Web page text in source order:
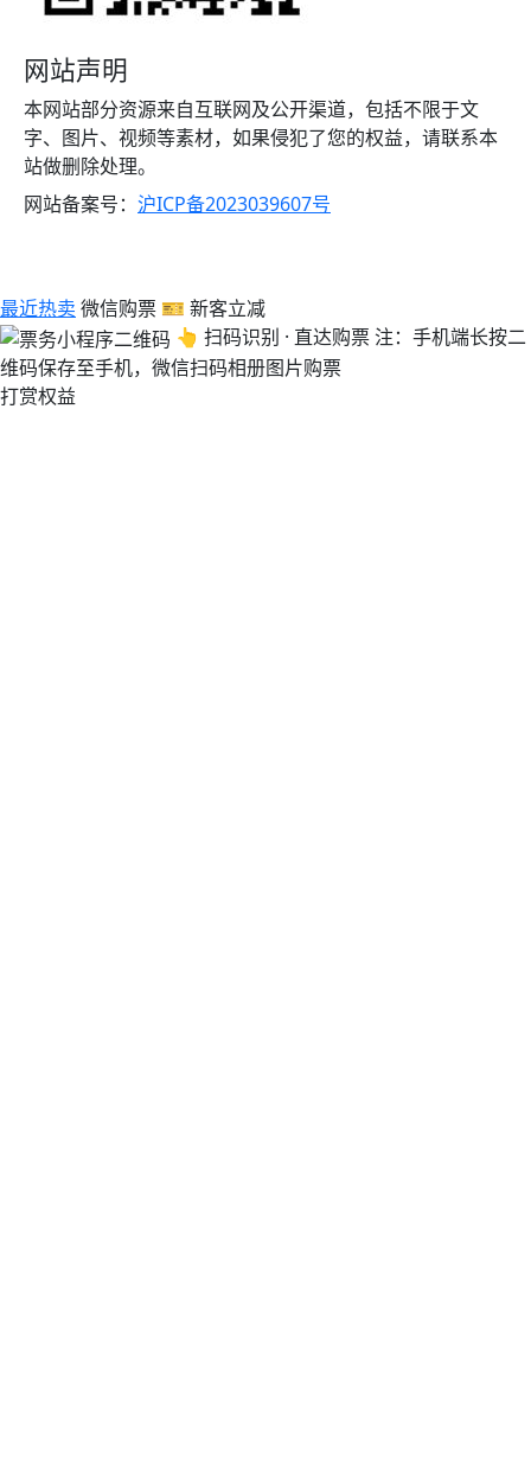
网站声明
本网站部分资源来自互联网及公开渠道，包括不限于文
字、图片、视频等素材，如果侵犯了您的权益，请联系本
站做删除处理。
网站备案号： 沪ICP备2023039607号
最近热卖 微信购票 🎫 新客立减
👆 扫码识别 · 直达购票注：手机端长按二
维码保存至手机，微信扫码相册图片购票
打赏权益